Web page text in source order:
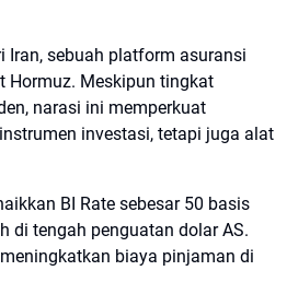
Iran, sebuah platform asuransi
Hormuz. Meskipun tingkat
narasi ini memperkuat
investasi, tetapi juga alat
BI Rate sebesar 50 basis
di tengah penguatan dolar AS.
biaya pinjaman di